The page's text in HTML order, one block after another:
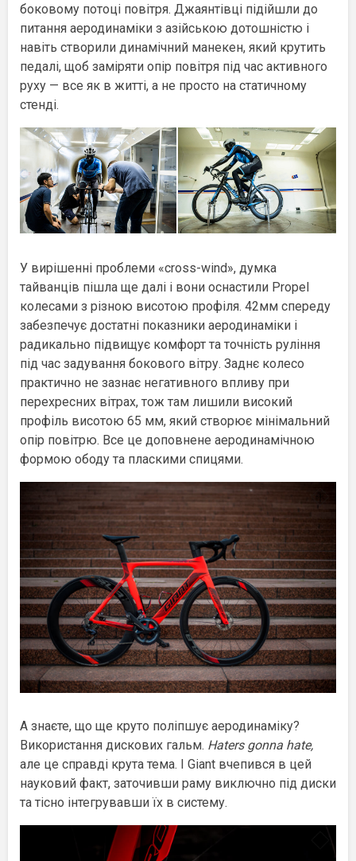
боковому потоці повітря. Джаянтівці підійшли до
питання аеродинаміки з азійською дотошністю і
навіть створили динамічний манекен, який крутить
педалі, щоб заміряти опір повітря під час активного
руху — все як в житті, а не просто на статичному
стенді.
У вирішенні проблеми «cross-wind», думка
тайванців пішла ще далі і вони оснастили Propel
колесами з різною висотою профіля. 42мм спереду
забезпечує достатні показники аеродинаміки і
радикально підвищує комфорт та точність руління
під час задування бокового вітру. Заднє колесо
практично не зазнає негативного впливу при
перехресних вітрах, тож там лишили високий
профіль висотою 65 мм, який створює мінімальний
опір повітрю. Все це доповнене аеродинамічною
формою ободу та пласкими спицями.
А знаєте, що ще круто поліпшує аеродинаміку?
Використання дискових гальм. Haters gonna hate,
але це справді крута тема. І Giant вчепився в цей
науковий факт, заточивши раму виключно під диски
та тісно інтегрувавши їх в систему.